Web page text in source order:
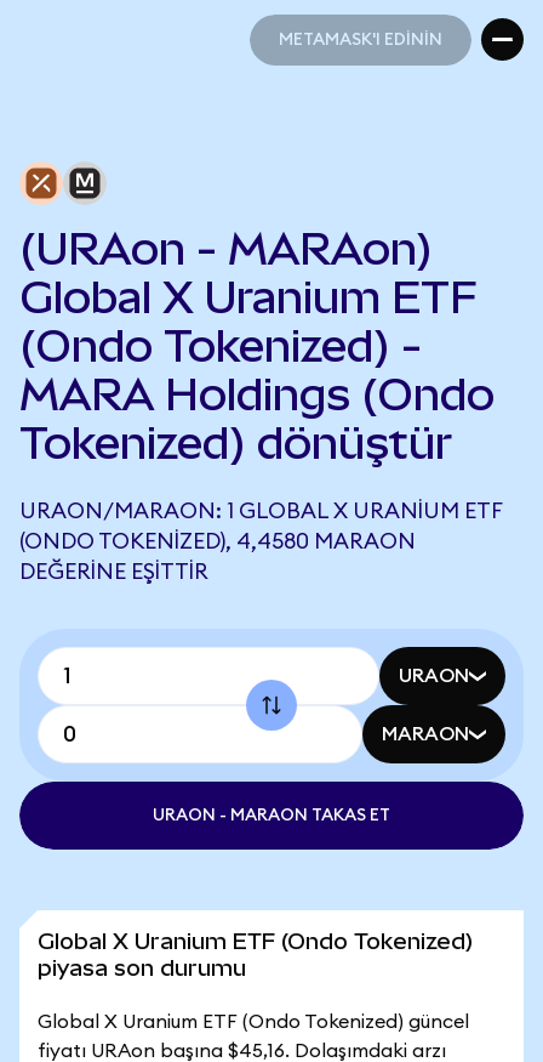
METAMASK'I EDİNİN
(URAon - MARAon)
Global X Uranium ETF
(Ondo Tokenized) -
MARA Holdings (Ondo
Tokenized) dönüştür
URAON/MARAON: 1 GLOBAL X URANIUM ETF
(ONDO TOKENIZED), 4,4580 MARAON
DEĞERINE EŞITTIR
URAON
MARAON
URAON - MARAON TAKAS ET
Global X Uranium ETF (Ondo Tokenized)
piyasa son durumu
Global X Uranium ETF (Ondo Tokenized) güncel
fiyatı URAon başına $45,16. Dolaşımdaki arzı